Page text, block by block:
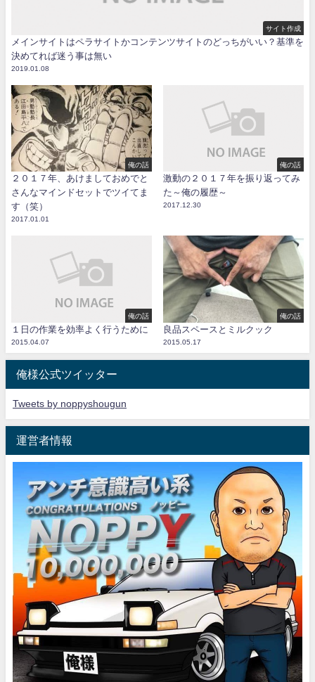
サイト作成
メインサイトはペラサイトかコンテンツサイトのどっちがいい？基準を
決めてれば迷う事は無い
2019.01.08
俺の話
２０１７年、あけましておめでと
さんなマインドセットでツイてま
す（笑）
2017.01.01
俺の話
激動の２０１７年を振り返ってみ
た～俺の履歴～
2017.12.30
俺の話
１日の作業を効率よく行うために
2015.04.07
俺の話
良品スペースとミルクック
2015.05.17
俺様公式ツイッター
Tweets by noppyshougun
運営者情報